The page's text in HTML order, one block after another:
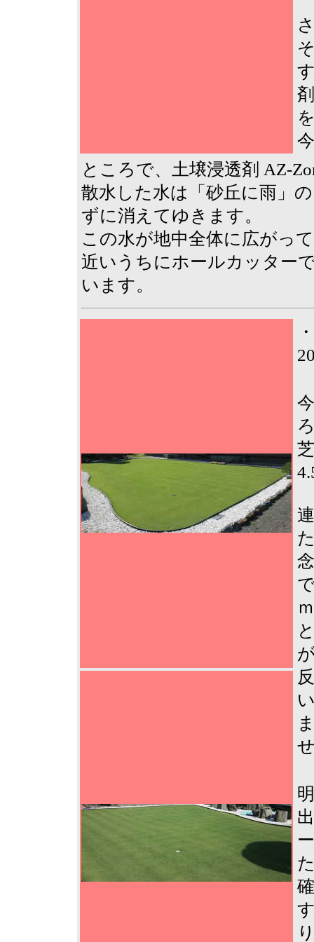
ところで、土壌浸透剤 AZ-
散水した水は「砂丘に雨」
ずに消えてゆきます。
この水が地中全体に広がっ
近いうちにホールカッター
います。